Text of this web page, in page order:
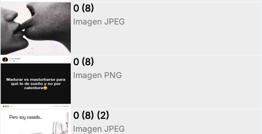
0 (8)
Imagen JPEG
0 (8)
Imagen PNG
0 (8) (2)
Imagen JPEG